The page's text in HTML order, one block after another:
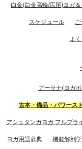
白金(白金高輪/広尾)ヨガ
スケジュール
よ
アーサナ(ヨガ
古本・備品・パワース
アシュタンガヨガ フルプラ
ヨガ用語辞典 機能解剖